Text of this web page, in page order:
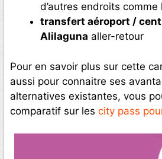
d’autres endroits comme
transfert aéroport /
Alilaguna aller-retour
Pour en savoir plus sur cette
aussi pour connaitre ses
alternatives existantes, vous
comparatif sur les city pass